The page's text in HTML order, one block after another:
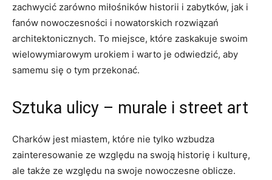
zachwycić‌ zarówno miłośników historii i zabytków, jak i
fanów nowoczesności i nowatorskich rozwiązań
architektonicznych. To miejsce, które zaskakuje swoim
wielowymiarowym urokiem⁣ i warto je odwiedzić, aby
samemu ‍się o tym przekonać.
Sztuka ulicy – murale i street art
Charków jest miastem, które nie tylko‌ wzbudza
zainteresowanie ze względu ⁢na swoją historię i ‍kulturę,
ale⁤ także ze względu⁣ na ⁣swoje nowoczesne oblicze.